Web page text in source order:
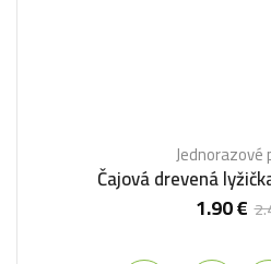
Jednorazové
Čajová drevená
1.90€